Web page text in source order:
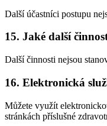
Další účastníci postupu
15. Jaké další
Další činnosti nejsou
16. Elektronická
Můžete využít
stránkách příslušné